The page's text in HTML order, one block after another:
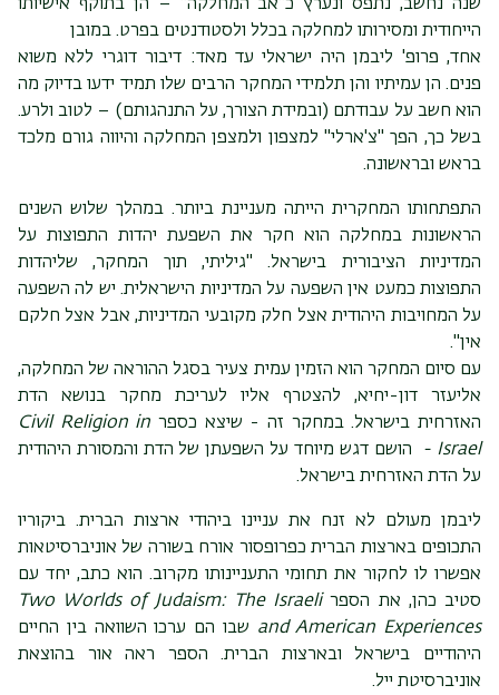
שנה נחשב, נתפס ונערץ כ"אב המחלקה" – הן בתוקף אישיותו
הייחודית ומסירותו למחלקה בכלל ולסטודנטים בפרט. במובן
אחד, פרופ' ליבמן היה ישראלי עד מאד: דיבור דוגרי ללא משוא
פנים. הן עמיתיו והן תלמידי המחקר הרבים שלו תמיד ידעו בדיוק מה
הוא חשב על עבודתם (ובמידת הצורך, על התנהגותם) – לטוב ולרע.
בשל כך, הפך "צ'ארלי" למצפון ולמצפן המחלקה והיווה גורם מלכד
בראש ובראשונה.
התפתחותו המחקרית הייתה מעניינת ביותר. במהלך שלוש השנים
הראשונות במחלקה הוא חקר את השפעת יהדות התפוצות על
המדיניות הציבורית בישראל. "גיליתי, תוך המחקר, שליהדות
התפוצות כמעט אין השפעה על המדיניות הישראלית. יש לה השפעה
על המחויבות היהודית אצל חלק מקובעי המדיניות, אבל אצל חלקם
אין".
עם סיום המחקר הוא הזמין עמית צעיר בסגל ההוראה של המחלקה,
אליעזר דון-יחיא, להצטרף אליו לעריכת מחקר בנושא הדת
האזרחית בישראל. במחקר זה - שיצא כספר Civil Religion in
Israel -
הושם דגש מיוחד על השפעתן של הדת והמסורת היהודית
על הדת האזרחית בישראל.
ליבמן מעולם לא זנח את עניינו ביהודי ארצות הברית. ביקוריו
התכופים בארצות הברית כפרופסור אורח בשורה של אוניברסיטאות
אפשרו לו לחקור את תחומי התעניינותו מקרוב. הוא כתב, יחד עם
סטיב כהן, את הספרTwo Worlds of Judaism: The Israeli
and American Experiences שבו הם ערכו השוואה בין החיים
היהודיים בישראל ובארצות הברית. הספר ראה אור בהוצאת
אוניברסיטת ייל.